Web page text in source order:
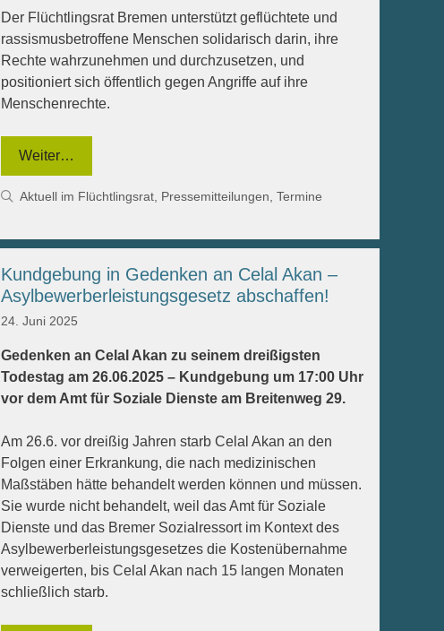
Der Flüchtlingsrat Bremen unterstützt geflüchtete und
rassismusbetroffene Menschen solidarisch darin, ihre
Rechte wahrzunehmen und durchzusetzen, und
positioniert sich öffentlich gegen Angriffe auf ihre
Menschenrechte.
Weiter…
Kategorien
Aktuell im Flüchtlingsrat Pressemitteilungen ,Termine
Kundgebung in Gedenken an Celal Akan –
Asylbewerberleistungsgesetz abschaffen!
24. Juni 2025
Gedenken an Celal Akan zu seinem dreißigsten
Todestag am 26.06.2025 – Kundgebung um 17:00 Uhr
vor dem Amt für Soziale Dienste am Breitenweg 29.
Am 26.6. vor dreißig Jahren starb Celal Akan an den
Folgen einer Erkrankung, die nach medizinischen
Maßstäben hätte behandelt werden können und müssen.
Sie wurde nicht behandelt, weil das Amt für Soziale
Dienste und das Bremer Sozialressort im Kontext des
Asylbewerberleistungsgesetzes die Kostenübernahme
verweigerten, bis Celal Akan nach 15 langen Monaten
schließlich starb.